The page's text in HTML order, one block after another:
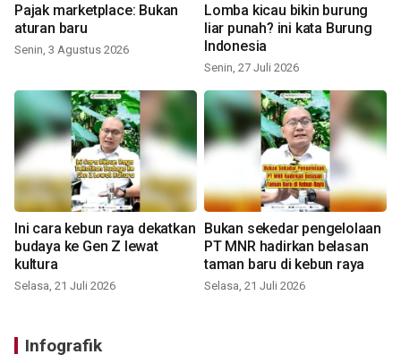
Pajak marketplace: Bukan
aturan baru
Senin, 3 Agustus 2026
Lomba kicau bikin burung
liar punah? ini kata Burung
Indonesia
Senin, 27 Juli 2026
Ini cara kebun raya dekatkan
budaya ke Gen Z lewat
kultura
Selasa, 21 Juli 2026
Bukan sekedar pengelolaan
PT MNR hadirkan belasan
taman baru di kebun raya
Selasa, 21 Juli 2026
Infografik